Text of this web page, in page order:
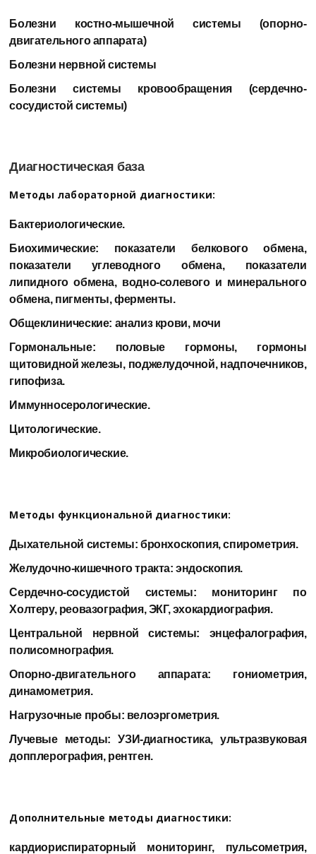
Болезни костно-мышечной системы (опорно-
двигательного аппарата)
Болезни нервной системы
Болезни системы кровообращения (сердечно-
сосудистой системы)
Диагностическая база
Методы лабораторной диагностики:
Бактериологические.
Биохимические: показатели белкового обмена,
показатели углеводного обмена, показатели
липидного обмена, водно-солевого и минерального
обмена, пигменты, ферменты.
Общеклинические: анализ крови, мочи
Гормональные: половые гормоны, гормоны
щитовидной железы, поджелудочной, надпочечников,
гипофиза.
Иммунносерологические.
Цитологические.
Микробиологические.
Методы функциональной диагностики:
Дыхательной системы: бронхоскопия, спирометрия.
Желудочно-кишечного тракта: эндоскопия.
Сердечно-сосудистой системы: мониторинг по
Холтеру, реовазография, ЭКГ, эхокардиография.
Центральной нервной системы: энцефалография,
полисомнография.
Опорно-двигательного аппарата: гониометрия,
динамометрия.
Нагрузочные пробы: велоэргометрия.
Лучевые методы: УЗИ-диагностика, ультразвуковая
допплерография, рентген.
Дополнительные методы диагностики:
кардиориспираторный мониторинг, пульсометрия,